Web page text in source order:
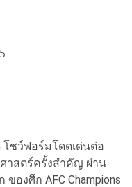
ชว์ฟอร์มโดดเด่นต่อ
าสตร์ครั้งสำคัญ ผ่าน
องศึก AFC Champions